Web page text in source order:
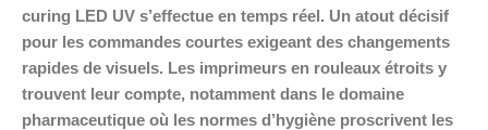
curing LED UV s’effectue en temps réel. Un atout décisif
pour les commandes courtes exigeant des changements
rapides de visuels. Les imprimeurs en rouleaux étroits y
trouvent leur compte, notamment dans le domaine
pharmaceutique où les normes d’hygiène proscrivent les